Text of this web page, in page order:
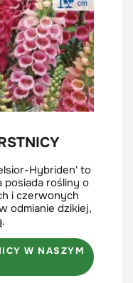
Hybriden' to
posiada rośliny o
i czerwonych
odmianie dzikiej,
W NASZYM